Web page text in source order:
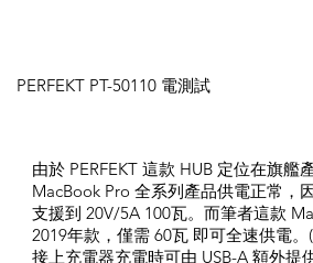
PERFEKT PT-50110 電測試
由於 PERFEKT 這款 HUB 定位在旗艦
MacBook Pro 全系列產品供電正常，
支援到 20V/5A 100瓦。而筆者這款
2019年款，僅需 60瓦 即可全速供電。
接上充電器充電時可由 USB-A 額外提